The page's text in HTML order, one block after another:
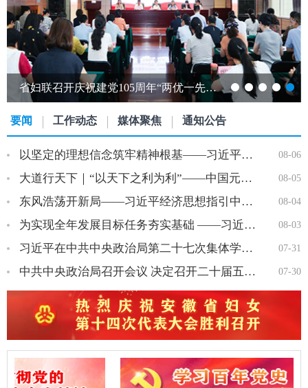
省妇联召开庆祝建党105周年“两优一先” 表彰暨专题党课报告会…
要闻 工作动态 媒体聚焦 通知公告
08-06
以坚定的理想信念筑牢精神根基——习近平党建思想理论品格系列述…
08-05
大道行天下｜“以天下之利为利”——中国元首外交的世界情怀与大…
08-04
东风浩荡开新局——习近平经济思想指引中国经济高质量发展行稳致…
08-03
为实现全年发展目标任务夯实基础 ——习近平总书记引领“十五五…
07-31
习近平在中共中央政治局第二十七次集体学习时强调 强化政治引领 …
07-30
中共中央政治局召开会议 决定召开二十届五中全会 分析研究 当前…